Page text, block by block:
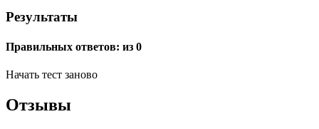
Результаты
Правильных ответов: из 0
Начать тест заново
Отзывы